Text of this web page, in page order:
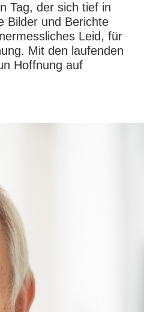
Tag, der sich tief in
Bilder und Berichte
Leid, für
Mit den laufenden
Hoffnung auf